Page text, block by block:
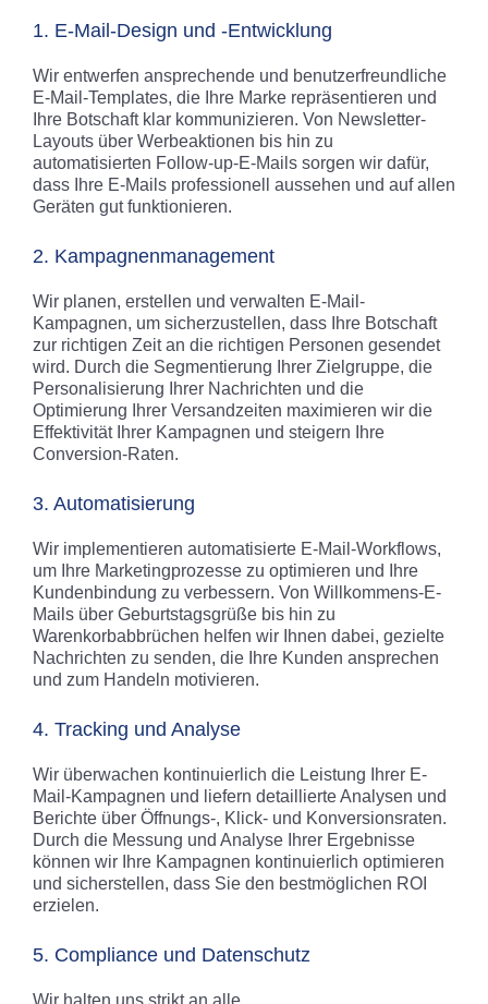
1. E-Mail-Design und -Entwicklung
Wir entwerfen ansprechende und benutzerfreundliche
E-Mail-Templates, die Ihre Marke repräsentieren und
Ihre Botschaft klar kommunizieren. Von Newsletter-
Layouts über Werbeaktionen bis hin zu
automatisierten Follow-up-E-Mails sorgen wir dafür,
dass Ihre E-Mails professionell aussehen und auf allen
Geräten gut funktionieren.
2. Kampagnenmanagement
Wir planen, erstellen und verwalten E-Mail-
Kampagnen, um sicherzustellen, dass Ihre Botschaft
zur richtigen Zeit an die richtigen Personen gesendet
wird. Durch die Segmentierung Ihrer Zielgruppe, die
Personalisierung Ihrer Nachrichten und die
Optimierung Ihrer Versandzeiten maximieren wir die
Effektivität Ihrer Kampagnen und steigern Ihre
Conversion-Raten.
3. Automatisierung
Wir implementieren automatisierte E-Mail-Workflows,
um Ihre Marketingprozesse zu optimieren und Ihre
Kundenbindung zu verbessern. Von Willkommens-E-
Mails über Geburtstagsgrüße bis hin zu
Warenkorbabbrüchen helfen wir Ihnen dabei, gezielte
Nachrichten zu senden, die Ihre Kunden ansprechen
und zum Handeln motivieren.
4. Tracking und Analyse
Wir überwachen kontinuierlich die Leistung Ihrer E-
Mail-Kampagnen und liefern detaillierte Analysen und
Berichte über Öffnungs-, Klick- und Konversionsraten.
Durch die Messung und Analyse Ihrer Ergebnisse
können wir Ihre Kampagnen kontinuierlich optimieren
und sicherstellen, dass Sie den bestmöglichen ROI
erzielen.
5. Compliance und Datenschutz
Wir halten uns strikt an alle